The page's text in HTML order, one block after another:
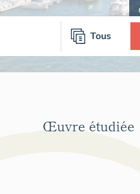
Tous
Œuvre étudiée